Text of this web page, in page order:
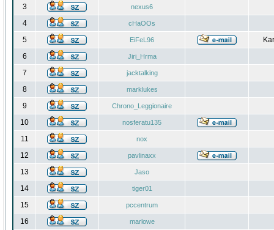
3 nexus6
4 cHaOOs
5 EiFeL96
6
Jiri_Hrma
7 jacktalking
8 marklukes
9 Chrono_Leggionaire
10 nosferatu135
11 nox
12 pavlinaxx
13 Jaso
14 tiger01
15 pccentrum
16 marlowe